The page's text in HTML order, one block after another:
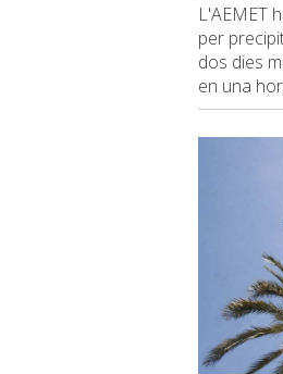
L'AEMET
per
dos dies
en una